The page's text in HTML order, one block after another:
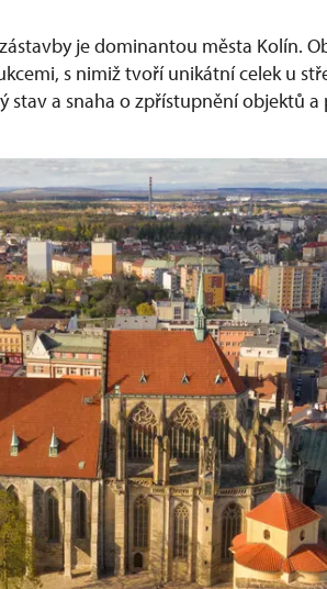
je dominantou města Kolín.
s nimiž tvoří unikátní celek u
a snaha o zpřístupnění objektů a